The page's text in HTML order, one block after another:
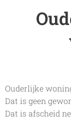
Ouderlijke
Dat is geen
Dat is afscheid